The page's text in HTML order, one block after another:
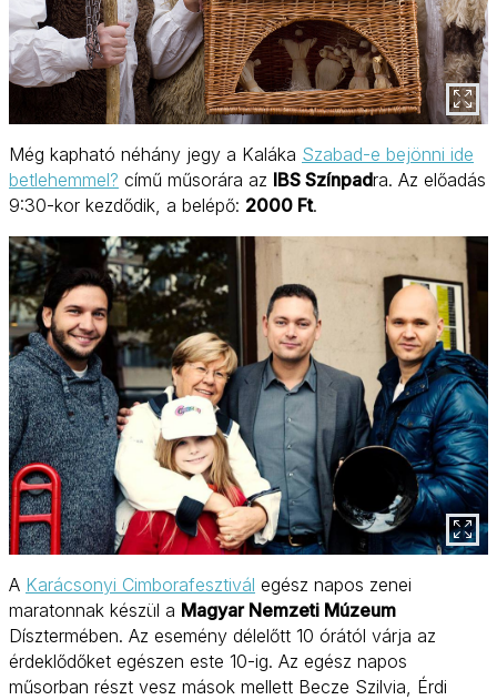
Még kapható néhány jegy a Kaláka Szabad-e bejönni ide
betlehemmel? című műsorára az IBS Színpadra. Az előadás
9:30-kor kezdődik, a belépő: 2000 Ft.
A Karácsonyi Cimborafesztivál egész napos zenei
maratonnak készül a Magyar Nemzeti Múzeum
Dísztermében. Az esemény délelőtt 10 órától várja az
érdeklődőket egészen este 10-ig. Az egész napos
műsorban részt vesz mások mellett Becze Szilvia, Érdi